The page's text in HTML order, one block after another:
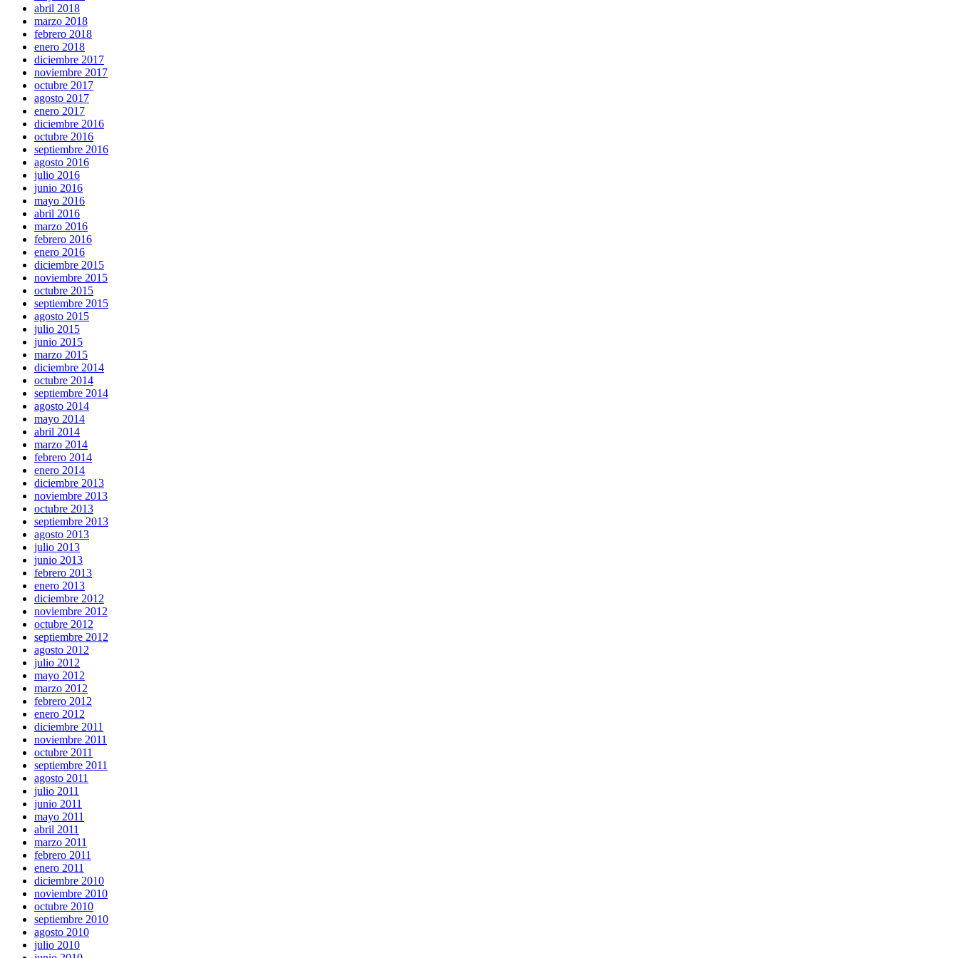
abril 2018
marzo 2018
febrero 2018
enero 2018
diciembre 2017
noviembre 2017
octubre 2017
agosto 2017
enero 2017
diciembre 2016
octubre 2016
septiembre 2016
agosto 2016
julio 2016
junio 2016
mayo 2016
abril 2016
marzo 2016
febrero 2016
enero 2016
diciembre 2015
noviembre 2015
octubre 2015
septiembre 2015
agosto 2015
julio 2015
junio 2015
marzo 2015
diciembre 2014
octubre 2014
septiembre 2014
agosto 2014
mayo 2014
abril 2014
marzo 2014
febrero 2014
enero 2014
diciembre 2013
noviembre 2013
octubre 2013
septiembre 2013
agosto 2013
julio 2013
junio 2013
febrero 2013
enero 2013
diciembre 2012
noviembre 2012
octubre 2012
septiembre 2012
agosto 2012
julio 2012
mayo 2012
marzo 2012
febrero 2012
enero 2012
diciembre 2011
noviembre 2011
octubre 2011
septiembre 2011
agosto 2011
julio 2011
junio 2011
mayo 2011
abril 2011
marzo 2011
febrero 2011
enero 2011
diciembre 2010
noviembre 2010
octubre 2010
septiembre 2010
agosto 2010
julio 2010